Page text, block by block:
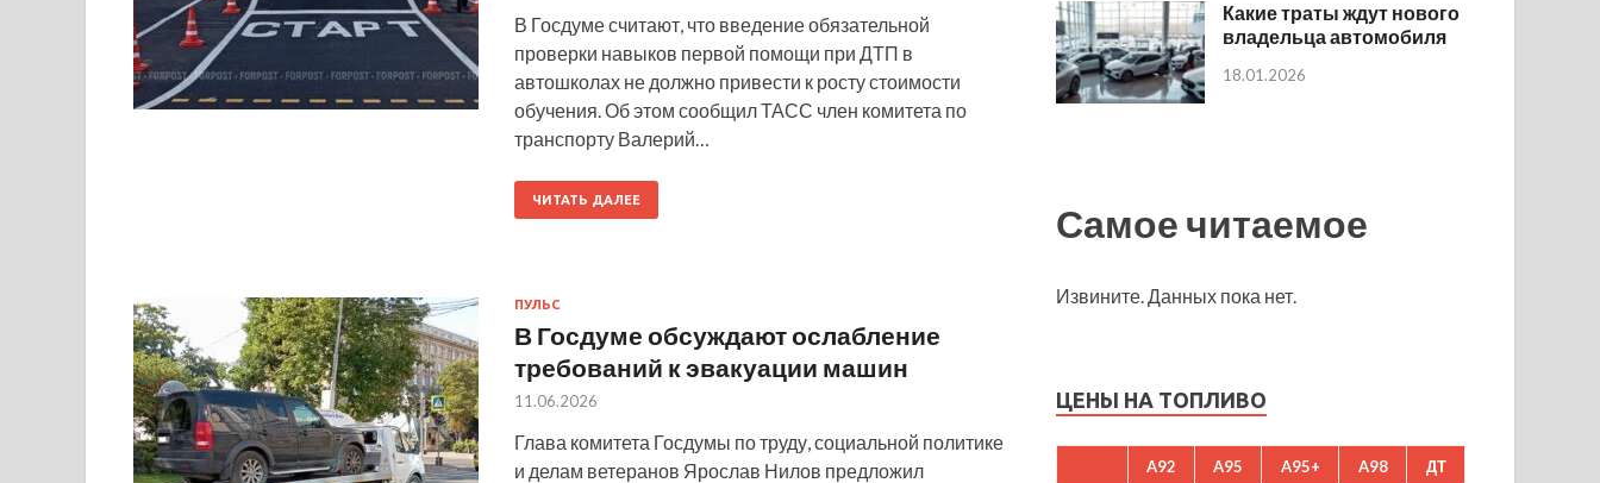
В Госдуме считают, что введение обязательной
проверки навыков первой помощи при ДТП в
автошколах не должно привести к росту стоимости
обучения. Об этом сообщил ТАСС член комитета по
транспорту Валерий…
ЧИТАТЬ ДАЛЕЕ
ПУЛЬС
В Госдуме обсуждают ослабление
требований к эвакуации машин
11.06.2026
Глава комитета Госдумы по труду, социальной политике
и делам ветеранов Ярослав Нилов предложил
Какие траты ждут нового
владельца автомобиля
18.01.2026
Самое читаемое
Извините. Данных пока нет.
ЦЕНЫ НА ТОПЛИВО
A92 A95 A95+ A98 ДТ